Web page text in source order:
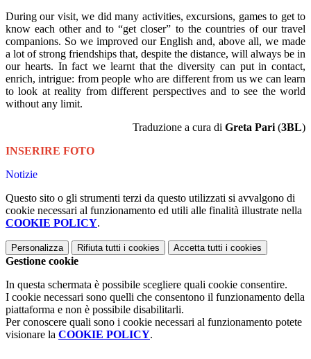
During our visit, we did many activities, excursions, games to get to
know each other and to “get closer” to the countries of our travel
companions. So we improved our English and, above all, we made
a lot of strong friendships that, despite the distance, will always be in
our hearts. In fact we learnt that the diversity can put in contact,
enrich, intrigue: from people who are different from us we can learn
to look at reality from different perspectives and to see the world
without any limit.
Traduzione a cura di Greta Pari (3BL)
INSERIRE FOTO
Notizie
Questo sito o gli strumenti terzi da questo utilizzati si avvalgono di
cookie necessari al funzionamento ed utili alle finalità illustrate nella
COOKIE POLICY.
Personalizza Rifiuta tutti i cookies Accetta tutti i cookies
Gestione cookie
In questa schermata è possibile scegliere quali cookie consentire.
I cookie necessari sono quelli che consentono il funzionamento della
piattaforma e non è possibile disabilitarli.
Per conoscere quali sono i cookie necessari al funzionamento potete
visionare la COOKIE POLICY.